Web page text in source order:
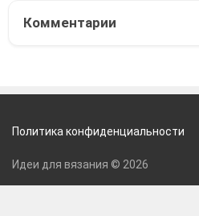
Комментарии
Политика конфиденциальности
Идеи для вязания © 2026